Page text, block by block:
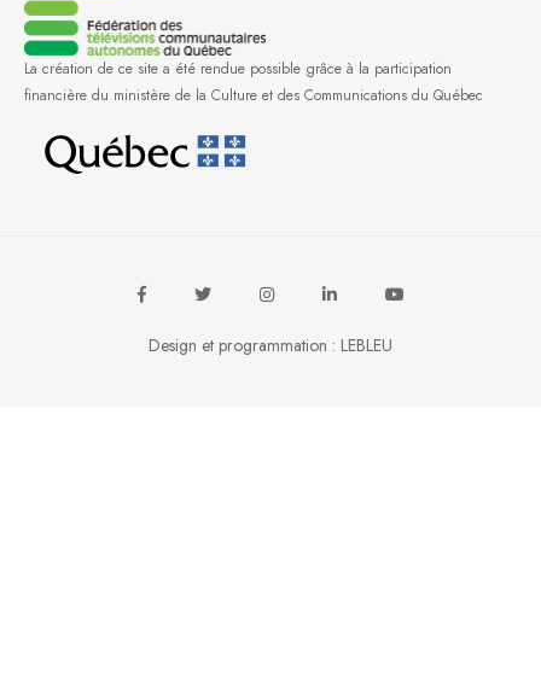
La création de ce site a été rendue possible grâce à la participation
financière du ministère de la Culture et des Communications du Québec
Design et programmation : LEBLEU